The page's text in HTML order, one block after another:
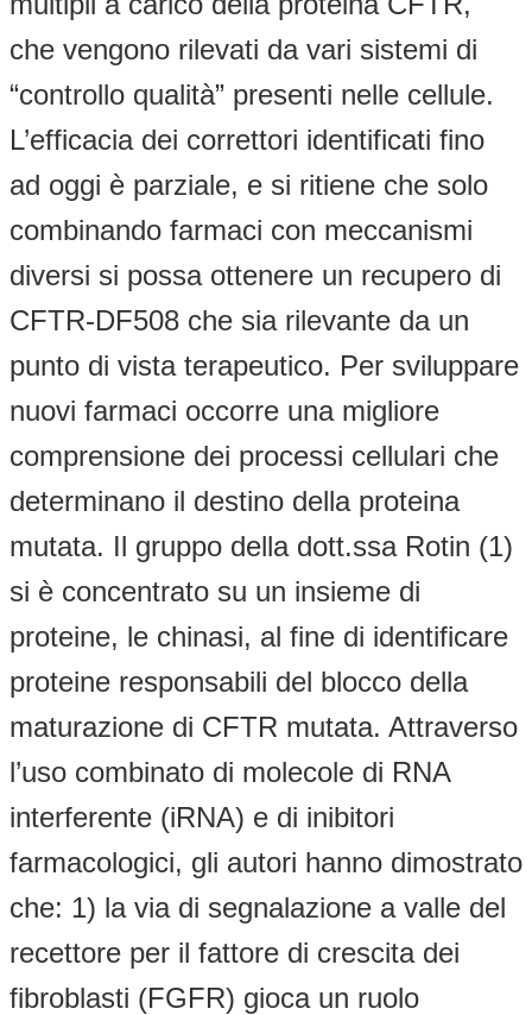
che vengono rilevati da vari sistemi di
“controllo qualità” presenti nelle cellule.
L’efficacia dei correttori identificati fino
ad oggi è parziale, e si ritiene che solo
combinando farmaci con meccanismi
diversi si possa ottenere un recupero di
CFTR-DF508 che sia rilevante da un
punto di vista terapeutico. Per sviluppare
nuovi farmaci occorre una migliore
comprensione dei processi cellulari che
determinano il destino della proteina
mutata. Il gruppo della dott.ssa Rotin (1)
si è concentrato su un insieme di
proteine, le chinasi, al fine di identificare
proteine responsabili del blocco della
maturazione di CFTR mutata. Attraverso
l’uso combinato di molecole di RNA
interferente (iRNA) e di inibitori
farmacologici, gli autori hanno dimostrato
che: 1) la via di segnalazione a valle del
recettore per il fattore di crescita dei
fibroblasti (FGFR) gioca un ruolo